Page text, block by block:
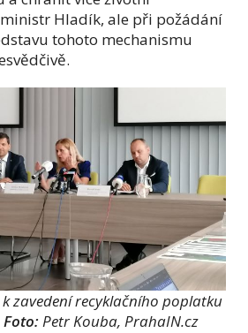
Hladík, ale při požádání
tohoto mechanismu
k zavedení recyklačního poplatku
Foto: Petr Kouba, PrahaIN.cz